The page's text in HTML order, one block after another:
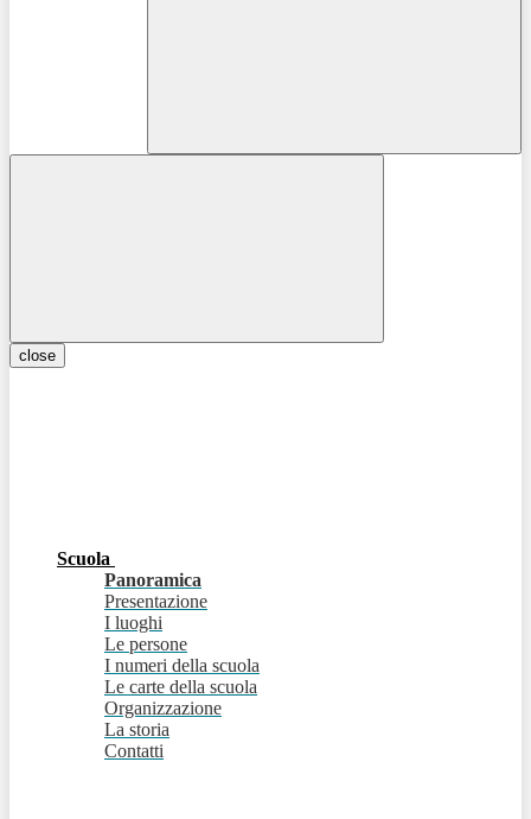
close
Scuola
Panoramica
Presentazione
I luoghi
Le persone
I numeri della scuola
Le carte della scuola
Organizzazione
La storia
Contatti